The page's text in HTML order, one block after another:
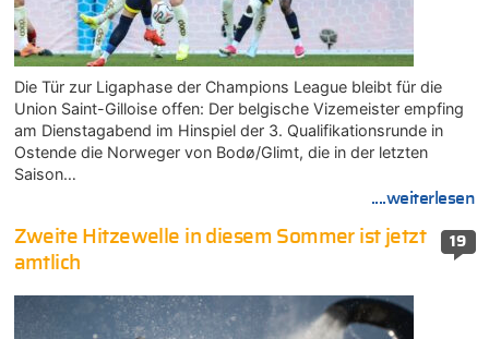
Die Tür zur Ligaphase der Champions League bleibt für die
Union Saint-Gilloise offen: Der belgische Vizemeister empfing
am Dienstagabend im Hinspiel der 3. Qualifikationsrunde in
Ostende die Norweger von Bodø/Glimt, die in der letzten
Saison…
....weiterlesen
19
Zweite Hitzewelle in diesem Sommer ist jetzt
amtlich